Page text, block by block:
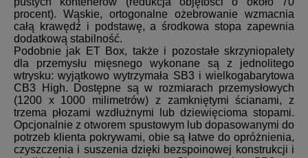
procent). Wąskie, ortogonalne ożebrowanie wzmacnia
całą krawędź i podstawę, a środkowa stopa zapewnia
dodatkową stabilność.
Podobnie jak ET Box, także i pozostałe skrzyniopalety
dla przemysłu mięsnego wykonane są z jednolitego
wtrysku: wyjątkowo wytrzymała SB3 i wielkogabarytowa
CB3 High. Dostępne są w rozmiarach przemysłowych
(1200 x 1000 milimetrów) z zamkniętymi ścianami, z
trzema płozami wzdłużnymi lub dziewięcioma stopami.
Opcjonalnie z otworem spustowym lub dopasowanymi do
potrzeb klienta pokrywami, obie są łatwe do opróżnienia,
czyszczenia i suszenia dzięki bezspoinowej konstrukcji i